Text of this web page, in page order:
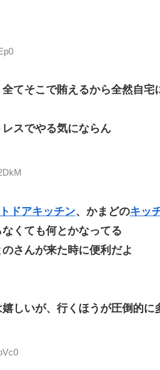
てそこで賄えるから全然自宅
スでやる気にならん
ドアキッチン、かまどのキッ
くても何とかなってる
さんが来た時に便利だよ
しいが、行くほうが圧倒的に